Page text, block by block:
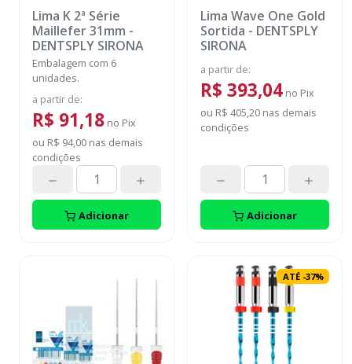
Lima K 2ª Série
Maillefer 31mm -
DENTSPLY SIRONA
Embalagem com 6
unidades.
a partir de:
R$ 91,18 no Pix
ou R$ 94,00 nas demais
condições
Adicionar
Lima Wave One Gold
Sortida - DENTSPLY
SIRONA
a partir de:
R$ 393,04 no Pix
ou R$ 405,20 nas demais
condições
Adicionar
ATÉ -37%